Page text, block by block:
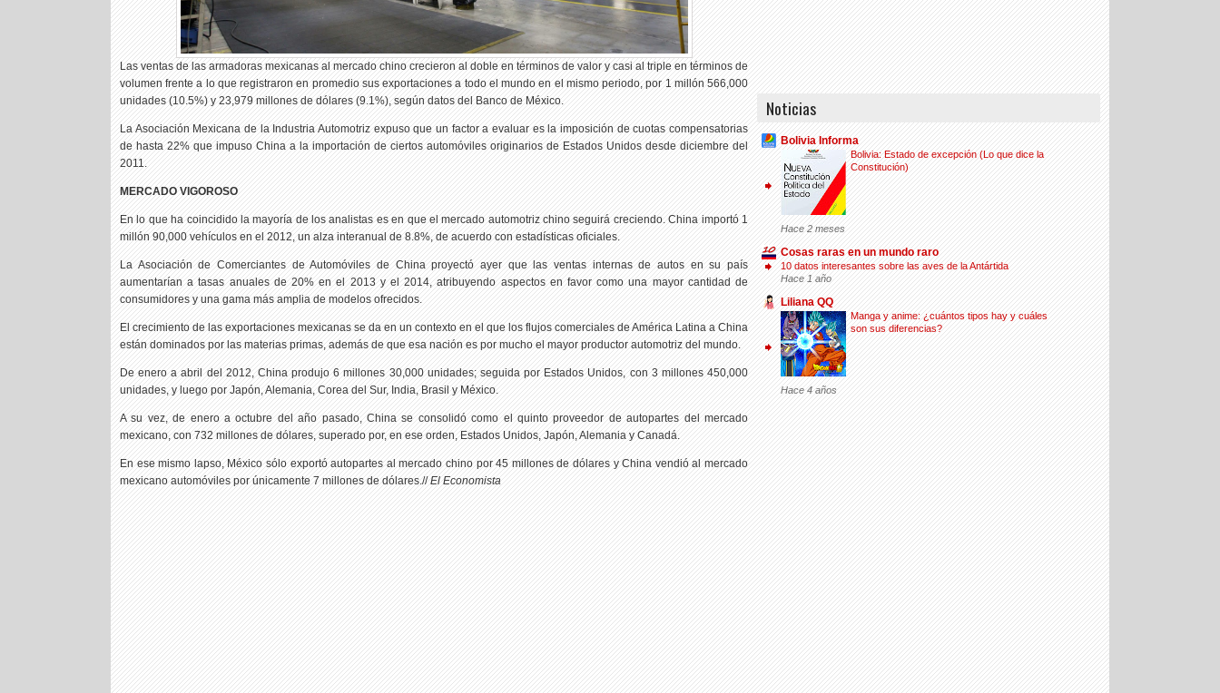
Las ventas de las armadoras mexicanas al mercado chino crecieron al doble en términos de valor y casi al triple en términos de
volumen frente a lo que registraron en promedio sus exportaciones a todo el mundo en el mismo periodo, por 1 millón 566,000
unidades (10.5%) y 23,979 millones de dólares (9.1%), según datos del Banco de México.
La Asociación Mexicana de la Industria Automotriz expuso que un factor a evaluar es la imposición de cuotas compensatorias
de hasta 22% que impuso China a la importación de ciertos automóviles originarios de Estados Unidos desde diciembre del
2011.
MERCADO VIGOROSO
En lo que ha coincidido la mayoría de los analistas es en que el mercado automotriz chino seguirá creciendo. China importó 1
millón 90,000 vehículos en el 2012, un alza interanual de 8.8%, de acuerdo con estadísticas oficiales.
La Asociación de Comerciantes de Automóviles de China proyectó ayer que las ventas internas de autos en su país
aumentarían a tasas anuales de 20% en el 2013 y el 2014, atribuyendo aspectos en favor como una mayor cantidad de
consumidores y una gama más amplia de modelos ofrecidos.
El crecimiento de las exportaciones mexicanas se da en un contexto en el que los flujos comerciales de América Latina a China
están dominados por las materias primas, además de que esa nación es por mucho el mayor productor automotriz del mundo.
De enero a abril del 2012, China produjo 6 millones 30,000 unidades; seguida por Estados Unidos, con 3 millones 450,000
unidades, y luego por Japón, Alemania, Corea del Sur, India, Brasil y México.
A su vez, de enero a octubre del año pasado, China se consolidó como el quinto proveedor de autopartes del mercado
mexicano, con 732 millones de dólares, superado por, en ese orden, Estados Unidos, Japón, Alemania y Canadá.
En ese mismo lapso, México sólo exportó autopartes al mercado chino por 45 millones de dólares y China vendió al mercado
mexicano automóviles por únicamente 7 millones de dólares.//El Economista
Noticias
Bolivia Informa
Bolivia: Estado de excepción (Lo que dice la
Constitución)
Hace 2 meses
Cosas raras en un mundo raro
10 datos interesantes sobre las aves de la Antártida
Hace 1 año
Liliana QQ
Manga y anime: ¿cuántos tipos hay y cuáles
son sus diferencias?
Hace 4 años